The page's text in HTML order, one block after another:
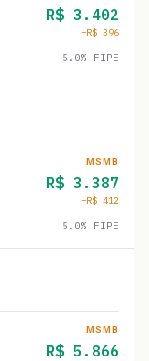
R$ 3.402
−R$ 396
5.0% FIPE
MSMB
R$ 3.387
−R$ 412
5.0% FIPE
MSMB
R$ 5.866